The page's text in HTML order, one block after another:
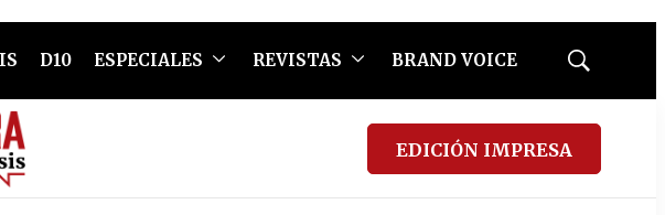
D10 ESPECIALES REVISTAS BRAND VOICE
Mostrar
EDICIÓN IMPRESA